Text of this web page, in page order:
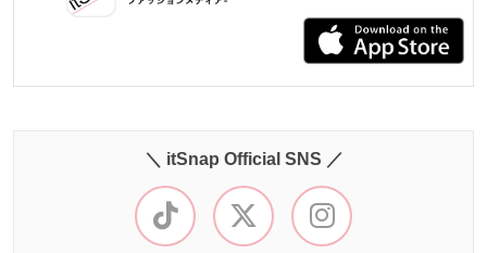
＼ itSnap Official SNS ／